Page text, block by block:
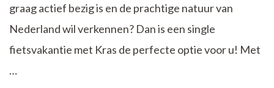
graag actief bezig is en de prachtige natuur van
Nederland wil verkennen? Dan is een single
fietsvakantie met Kras de perfecte optie voor u! Met
…